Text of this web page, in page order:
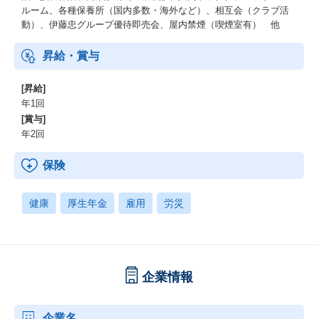
ルーム、各種保養所（国内多数・海外など）、相互会（クラブ活
動）、伊藤忠グループ優待即売会、屋内禁煙（喫煙室有） 他
昇給・賞与
[昇給]
年1回
[賞与]
年2回
保険
健康 厚生年金 雇用 労災
企業情報